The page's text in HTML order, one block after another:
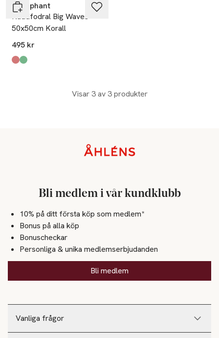
Littlephant
Kuddfodral Big Waves
50x50cm Korall
495 kr
Produkten finns i färgerna:
korall
vit/aqua
Visar 3 av 3 produkter
Vanliga frågor
Bli medlem i vår kundklubb
10% på ditt första köp som medlem*
Bonus på alla köp
Bonuscheckar
Personliga & unika medlemserbjudanden
Bli medlem